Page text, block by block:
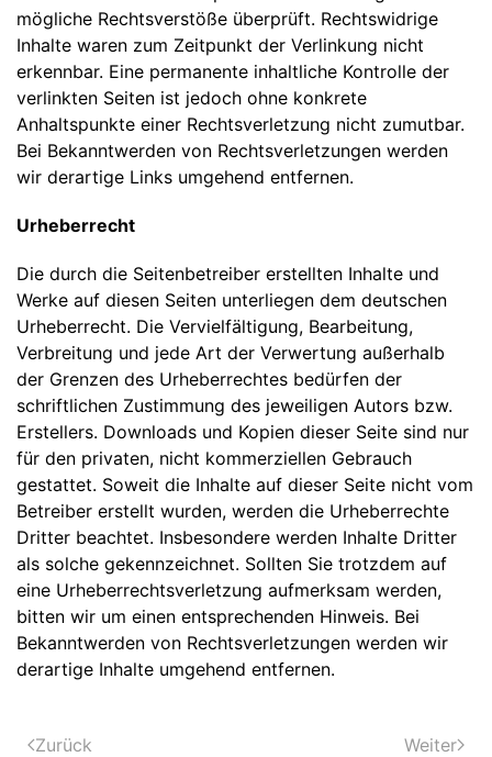
mögliche Rechtsverstöße überprüft. Rechtswidrige
Inhalte waren zum Zeitpunkt der Verlinkung nicht
erkennbar. Eine permanente inhaltliche Kontrolle der
verlinkten Seiten ist jedoch ohne konkrete
Anhaltspunkte einer Rechtsverletzung nicht zumutbar.
Bei Bekanntwerden von Rechtsverletzungen werden
wir derartige Links umgehend entfernen.
Urheberrecht
Die durch die Seitenbetreiber erstellten Inhalte und
Werke auf diesen Seiten unterliegen dem deutschen
Urheberrecht. Die Vervielfältigung, Bearbeitung,
Verbreitung und jede Art der Verwertung außerhalb
der Grenzen des Urheberrechtes bedürfen der
schriftlichen Zustimmung des jeweiligen Autors bzw.
Erstellers. Downloads und Kopien dieser Seite sind nur
für den privaten, nicht kommerziellen Gebrauch
gestattet. Soweit die Inhalte auf dieser Seite nicht vom
Betreiber erstellt wurden, werden die Urheberrechte
Dritter beachtet. Insbesondere werden Inhalte Dritter
als solche gekennzeichnet. Sollten Sie trotzdem auf
eine Urheberrechtsverletzung aufmerksam werden,
bitten wir um einen entsprechenden Hinweis. Bei
Bekanntwerden von Rechtsverletzungen werden wir
derartige Inhalte umgehend entfernen.
Zurück Weiter